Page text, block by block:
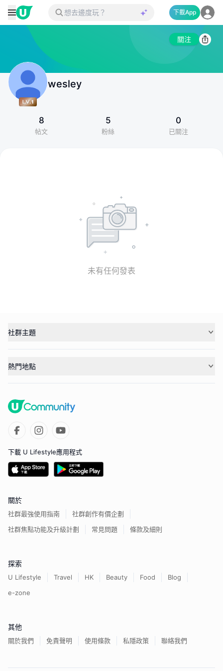
下載App
關注
wesley
8
帖文
5
粉絲
0
已關注
未有任何發表
社群主題
熱門地點
下載 U Lifestyle應用程式
關於
社群最強使用指南
社群創作有價企劃
社群焦點功能及升級計劃
常見問題 條款及細則
探索
U Lifestyle Travel HK Beauty Food
Blog
e-zone
其他
關於我們 免責聲明 使用條款 私隱政策 聯絡我們